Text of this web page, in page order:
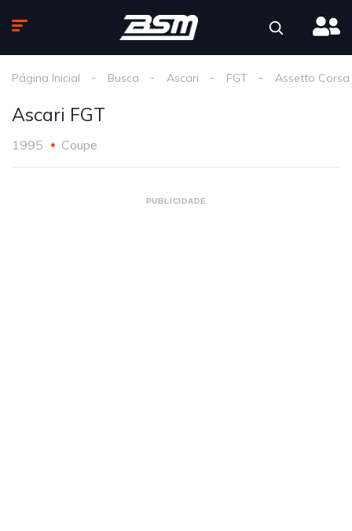
Página Inicial Busca Ascari FGT Assetto Corsa
Ascari FGT
1995 Coupe
PUBLICIDADE